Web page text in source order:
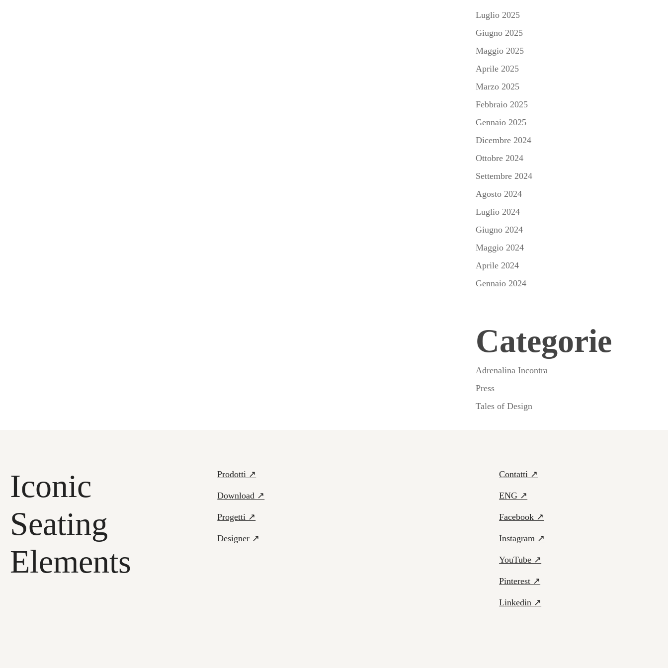
Luglio 2025
Giugno 2025
Maggio 2025
Aprile 2025
Marzo 2025
Febbraio 2025
Gennaio 2025
Dicembre 2024
Ottobre 2024
Settembre 2024
Agosto 2024
Luglio 2024
Giugno 2024
Maggio 2024
Aprile 2024
Gennaio 2024
Categorie
Adrenalina Incontra
Press
Tales of Design
Iconic
Seating
Elements
Prodotti ↗
Download ↗
Progetti ↗
Designer ↗
Contatti ↗
ENG ↗
Facebook ↗
Instagram ↗
YouTube ↗
Pinterest ↗
Linkedin ↗